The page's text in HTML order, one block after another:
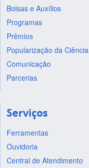
Bolsas e Auxílios
Programas
Prêmios
Popularização da Ciência
Comunicação
Parcerias
Serviços
Ferramentas
Ouvidoria
Central de Atendimento